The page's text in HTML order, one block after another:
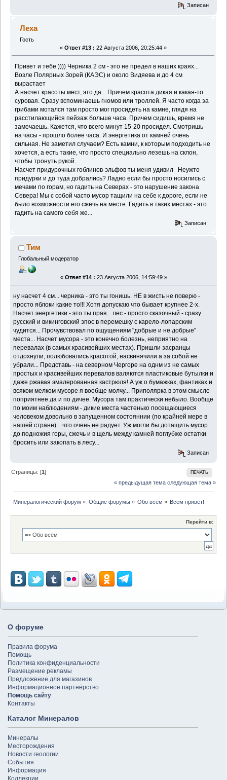
Записан
Леха
Гость
« Ответ #13 : 22 Августа 2006, 20:25:44 »
Привет и тебе )))) Черника 2 см - это не предел в наших краях...
Возле Полярных Зорей (КАЭС) и около Видяева и до 4 см
вырастает
А насчет красоты мест, это да... Причем красота дикая и какая-то
суровая. Сразу вспоминаешь гномов или троллей. Я часто когда за
грибами мотался там просто мог просидеть на камне, глядя на
расстилающийся пейзаж больше часа. Причем сидишь, время не
замечаешь. Кажется, что всего минут 15-20 просидел. Смотришь
на часы - прошло более часа. И энергетика от камней очень
сильная. Не заметил случаем? Есть камни, к которым подходить не
хочется, а есть такие, что просто специально лезешь на склон,
чтобы тронуть рукой.
Насчет придурочных гоблинов-эльфов ты меня удивил
Неужто
придурки и до туда добрались? Ладно если бы просто носились с
мечами по горам, но гадить на Северах - это нарушение закона
Севера! Мы с собой часто мусор тащили на себе к дороге, если не
было возможности его сжечь на месте. Гадить в таких местах - это
гадить на самого себя же...
Записан
Тим
Глобальный модератор
« Ответ #14 : 23 Августа 2006, 14:59:49 »
ну насчет 4 см... черника - это ты гонишь. НЕ в жисть не поверю -
просто яблоки какие то!!! Хотя допускаю что бывает крупнее 2-х.
Насчет энергетики - это ты прав... лес - просто сказочный - сразу
русский и викинговский эпос в перемешку с карело-лопарским
чудится... Прочувствовал по ощущениям "добрые и не добрые"
места... Насчет мусора - это конечно болезнь, неприятно на
перевалах (в самых красивейших местах). Пришли засранцы
отдохнули, полюбовались красотой, насвинячили а за собой не
убрали... Представь - на северном Чергоре на однм из не самых
простых и красивейших перевалов валяются пластиковые бутылки и
даже ржавая эмалерованная кастрюля! А уж о бумажках, фантиках и
всяком мелком мусоре я вообще молчу... Приполярка в этом смысле
поприятнее да и по дичее. Мусора там практически небыло. Вообще
по моим наблюдениям - дикие места частенько посещающиеся
человеком довольно в запущенном состояннии (по крайней мере в
нашей стране)... что очень не радует. Уж могли бы дотащить мусор
до подножия горы, сжечь и в щель между камней поглубже остатки
бросить или закопать в лесу...
Записан
ПЕЧАТЬ
Страницы: [1]
« предыдущая тема следующая тема »
Минералогический форум » Общие форумы» Обо всём » Всем привет!
Перейти в:
О форуме
Правила форума
Помощь
Политика конфиденциальности
Размещение рекламы
Предложение для магазинов
Информационное партнёрство
Помощь сайту
Контакты
Каталог Минералов
Минералы
Месторождения
Новости геологии
События
Информация